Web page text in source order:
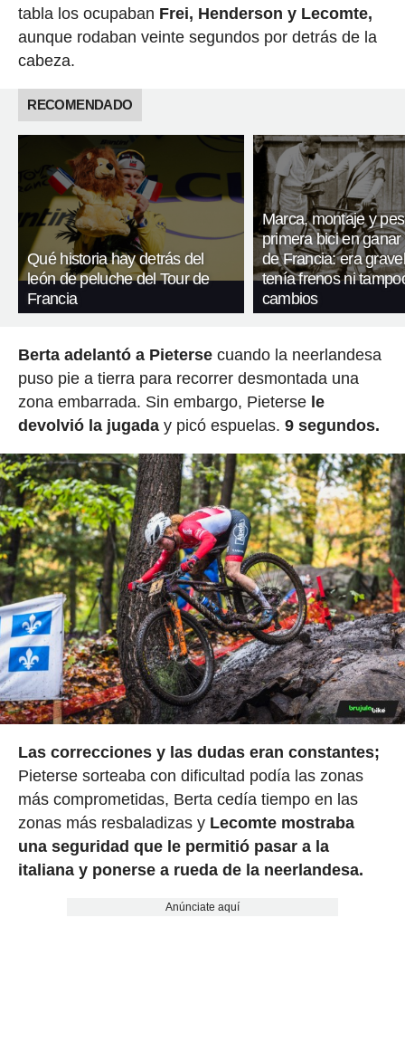
tabla los ocupaban Frei, Henderson y Lecomte,
aunque rodaban veinte segundos por detrás de la
cabeza.
RECOMENDADO
Qué historia hay detrás del
león de peluche del Tour de
Francia
Marca, montaje y
primera bici en ganar
de Francia: era
tenía frenos ni
cambios
Berta adelantó a Pietersecuando la neerlandesa
puso pie a tierra para recorrer desmontada una
zona embarrada. Sin embargo, Pieterse le
devolvió la jugaday picó espuelas. 9 segundos.
Las correcciones y las dudas eran constantes;
Pieterse sorteaba con dificultad podía las zonas
más comprometidas, Berta cedía tiempo en las
zonas más resbaladizas y Lecomte mostraba
una seguridad que le permitió pasar a la
italiana y ponerse a rueda de la neerlandesa.
Anúnciate aquí